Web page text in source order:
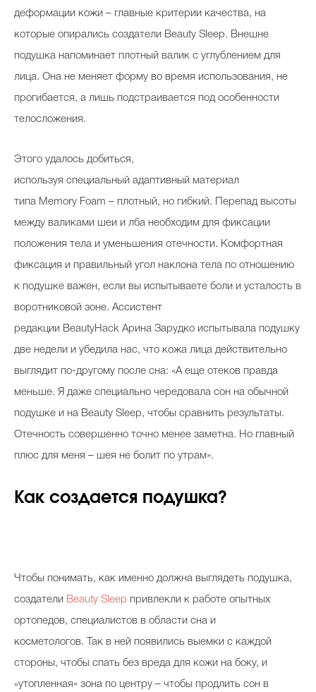
деформации кожи – главные критерии качества, на
которые опирались создатели Beauty Sleep. Внешне
подушка напоминает плотный валик с углублением для
лица. Она не меняет форму во время использования, не
прогибается, а лишь подстраивается под особенности
телосложения.
Этого удалось добиться,
используя специальный адаптивный материал
типа Memory Foam – плотный, но гибкий. Перепад высоты
между валиками шеи и лба необходим для фиксации
положения тела и уменьшения отечности. Комфортная
фиксация и правильный угол наклона тела по отношению
к подушке важен, если вы испытываете боли и усталость в
воротниковой зоне. Ассистент
редакции BeautyHack Арина Зарудко испытывала подушку
две недели и убедила нас, что кожа лица действительно
выглядит по-другому после сна: «А еще отеков правда
меньше. Я даже специально чередовала сон на обычной
подушке и на Beauty Sleep, чтобы сравнить результаты.
Отечность совершенно точно менее заметна. Но главный
плюс для меня – шея не болит по утрам».
Как создается подушка?
Чтобы понимать, как именно должна выглядеть подушка,
создатели Beauty Sleep привлекли к работе опытных
ортопедов, специалистов в области сна и
косметологов. Так в ней появились выемки с каждой
стороны, чтобы спать без вреда для кожи на боку, и
«утопленная» зона по центру – чтобы продлить сон в